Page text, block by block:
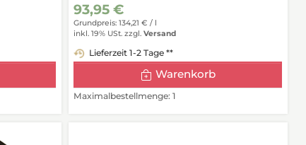
93,95 €
Grundpreis: 134,21 € / l
inkl. 19% USt. zzgl.Versand
Lieferzeit 1-2 Tage **
Warenkorb
Maximalbestellmenge: 1